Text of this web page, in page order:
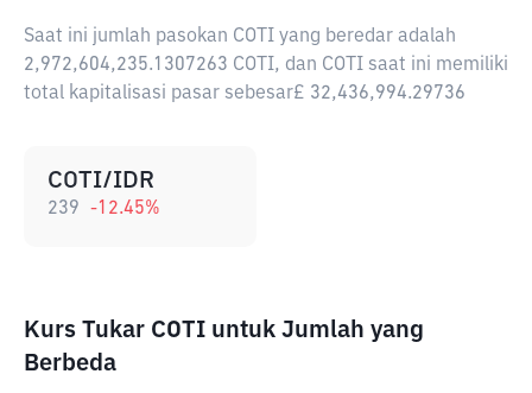
Saat ini jumlah pasokan COTI yang beredar adalah
2,972,604,235.1307263 COTI, dan COTI saat ini memiliki
total kapitalisasi pasar sebesar£ 32,436,994.29736
COTI/IDR
239 -12.45%
Kurs Tukar COTI untuk Jumlah yang
Berbeda